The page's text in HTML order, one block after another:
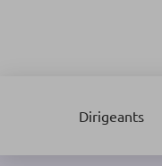
Dirigeants